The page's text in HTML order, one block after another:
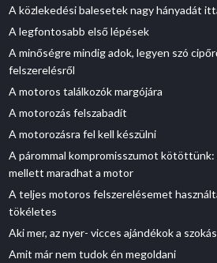
A közlekedési balesetek nagy hányadát
A legfontosabb első lépések
A minőségre mindig adok, legyen szó
felszerelésről
A motoros találkozók margójára
A motorozás felszabadít
A motorozásra fel kell készülni
A párommal kompromisszumot
mellett maradhat a motor
A teljes motoros felszerelésemet
tökéletes
Aki mer, az nyer- vicces ajándékok a
Amit már nem tudok én megoldani